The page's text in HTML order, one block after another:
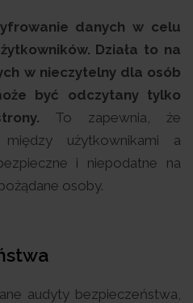
danych w celu
Działa to na
w nieczytelny dla osób
być odczytany tylko
To zapewnia, że
między użytkownikami a
i niepodatne na
osoby.
audyty bezpieczeństwa,